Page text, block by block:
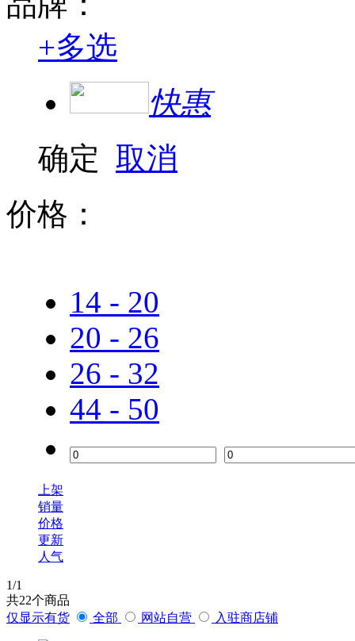
+多选
快惠
确定 取消
价格：
14 - 20
20 - 26
26 - 32
44 - 50
上架
销量
价格
更新
人气
1/1
共22个商品
仅显示有货
全部 网站自营 入驻商店铺